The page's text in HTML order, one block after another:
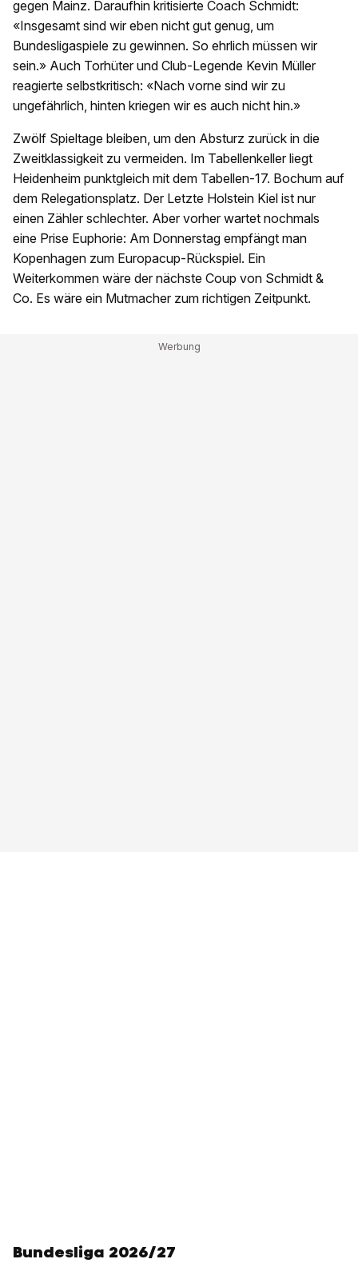
gegen Mainz. Daraufhin kritisierte Coach Schmidt:
«Insgesamt sind wir eben nicht gut genug, um
Bundesligaspiele zu gewinnen. So ehrlich müssen wir
sein.» Auch Torhüter und Club-Legende Kevin Müller
reagierte selbstkritisch: «Nach vorne sind wir zu
ungefährlich, hinten kriegen wir es auch nicht hin.»
Zwölf Spieltage bleiben, um den Absturz zurück in die
Zweitklassigkeit zu vermeiden. Im Tabellenkeller liegt
Heidenheim punktgleich mit dem Tabellen-17. Bochum auf
dem Relegationsplatz. Der Letzte Holstein Kiel ist nur
einen Zähler schlechter. Aber vorher wartet nochmals
eine Prise Euphorie: Am Donnerstag empfängt man
Kopenhagen zum Europacup-Rückspiel. Ein
Weiterkommen wäre der nächste Coup von Schmidt &
Co. Es wäre ein Mutmacher zum richtigen Zeitpunkt.
Bundesliga 2026/27